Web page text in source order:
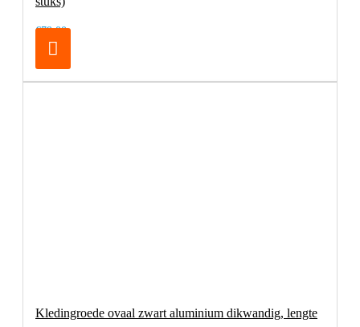
€79,00
Kledingroede ovaal zwart aluminium dikwandig, lengte